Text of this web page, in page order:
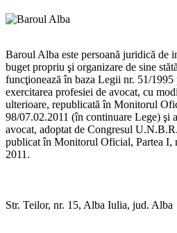
Baroul Alba este persoană juridică de
buget propriu şi organizare de sine
funcţionează în baza Legii nr. 51/
exercitarea profesiei de avocat, cu
ulterioare, republicată în Monitorul
98/07.02.2011 (în continuare Lege) şi
avocat, adoptat de Congresul
publicat în Monitorul Oficial, Partea I,
2011.
Str. Teilor, nr. 15, Alba Iulia, jud. Alba